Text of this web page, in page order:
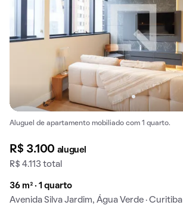
Aluguel de apartamento mobiliado com 1 quarto.
R$ 3.100 aluguel
R$ 4.113 total
36 m² · 1 quarto
Avenida Silva Jardim, Água Verde · Curitiba